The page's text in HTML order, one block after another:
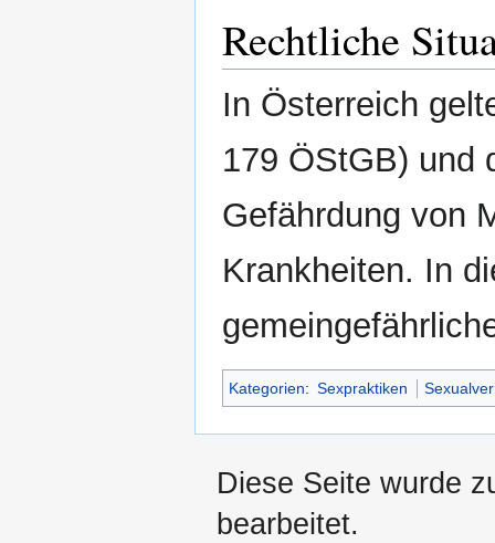
Rechtliche
In Österreich
179 ÖStGB) und
Gefährdung von
Krankheiten. In
Kategorien: Sexpraktiken
Diese Seite wurde
bearbeitet.